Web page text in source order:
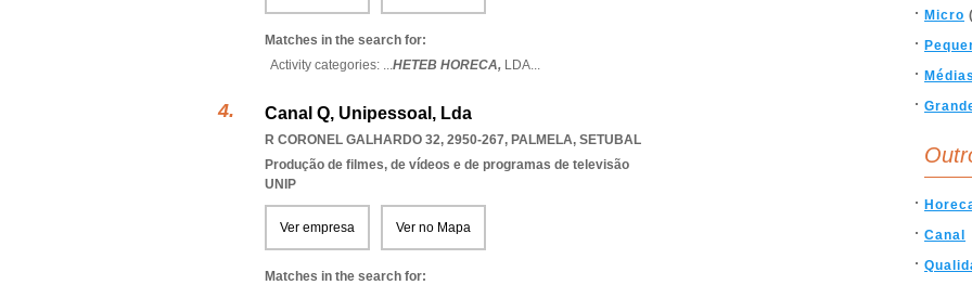
Matches in the search for:
Activity categories: ...HETEB HORECA, LDA...
Canal Q, Unipessoal, Lda
R CORONEL GALHARDO 32, 2950-267, PALMELA, SETUBAL
Produção de filmes, de vídeos e de programas de televisão
UNIP
Ver empresa Ver no Mapa
Matches in the search for:
Micro
Médias
Canal